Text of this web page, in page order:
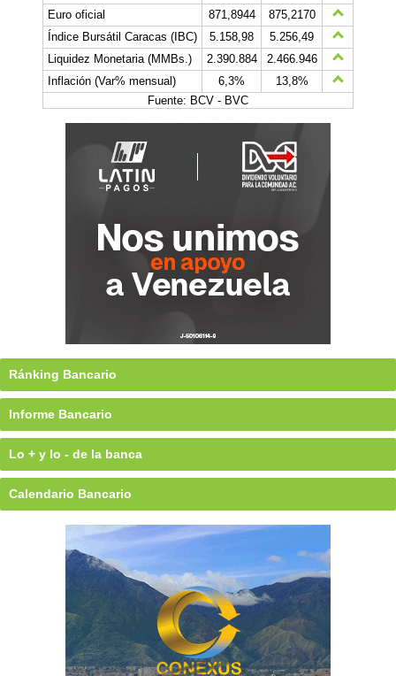
Euro oficial
871,8944
875,2170
Índice Bursátil Caracas (IBC)
5.158,98
5.256,49
Liquidez Monetaria (MMBs.)
2.390.884
2.466.946
Inflación (Var% mensual)
6,3%
13,8%
Fuente: BCV - BVC
Ránking Bancario
Informe Bancario
Lo + y lo - de la banca
Calendario Bancario